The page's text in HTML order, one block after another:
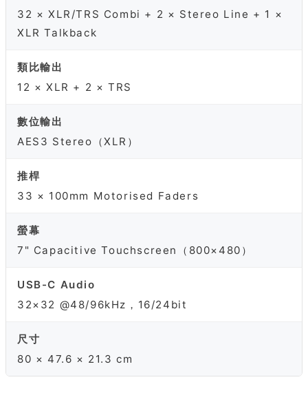
32 × XLR/TRS Combi + 2 × Stereo Line + 1 ×
XLR Talkback
類比輸出
12 × XLR + 2 × TRS
數位輸出
AES3 Stereo（XLR）
推桿
33 × 100mm Motorised Faders
螢幕
7" Capacitive Touchscreen（800×480）
USB-C Audio
32×32 @48/96kHz，16/24bit
尺寸
80 × 47.6 × 21.3 cm